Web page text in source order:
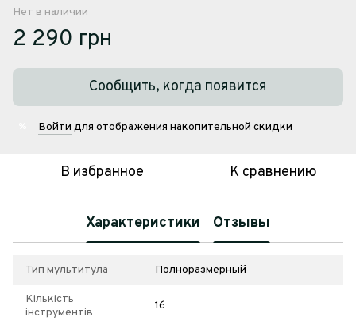
Нет в наличии
2 290 грн
Сообщить, когда появится
Войти для отображения накопительной скидки
В избранное К сравнению
Характеристики Отзывы
Тип мультитула Полноразмерный
Кількість
інструментів
16